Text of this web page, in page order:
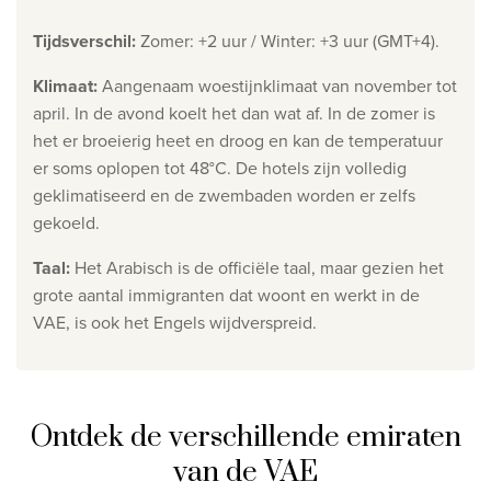
Nuttige links
Vacatures
Voorwaarden
Privacy disclaimer
Tijdsverschil:Zomer: +2 uur / Winter: +3 uur (GMT+4).
Klimaat:Aangenaam woestijnklimaat van november tot
april. In de avond koelt het dan wat af. In de zomer is
het er broeierig heet en droog en kan de temperatuur
er soms oplopen tot 48°C. De hotels zijn volledig
geklimatiseerd en de zwembaden worden er zelfs
gekoeld.
Taal: Het Arabisch is de officiële taal, maar gezien het
grote aantal immigranten dat woont en werkt in de
VAE, is ook het Engels wijdverspreid.
Ontdek de verschillende emiraten
van de VAE